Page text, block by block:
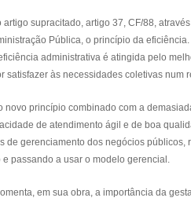
artigo supracitado, artigo 37, CF/88,
Pública, o princípio da
administrativa é atingida pelo
satisfazer às necessidades coletivas num
novo princípio combinado com a
de atendimento ágil e de boa
de gerenciamento dos negócios
passando a usar o modelo gerencial.
em sua obra, a importância da